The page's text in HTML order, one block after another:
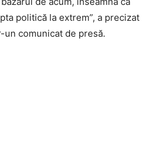
politică la extrem”, a precizat
comunicat de presă.